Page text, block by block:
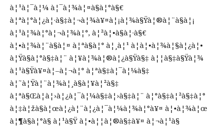
à¦¹à¦¯à¦¼ à¦¯à¦¾à¦¤à§à¦°à§€
à¦ªà¦°à¦¿à¦·à§‡à¦¬à¦¾à¥¤à¦¡à¦¾à§Ÿà¦®à¦¨à§à¦¡
à¦¹à¦¾à¦°à¦¬à¦¾à¦°, à¦²à¦•à§à¦·à§€
à¦•à¦¾à¦¨à§à¦¤ à¦ªà§à¦° à¦¸à¦¹ à¦à¦•à¦¾à¦§à¦¿à¦•
à¦Ÿà§à¦°à§‡à¦¨ à¦¥à¦¾à¦®à¦¿à§Ÿà§‡ à¦¦à§‡à§Ÿà¦¾
à¦¹à§Ÿà¥¤à¦–à¦¬à¦° à¦ªà§‡à¦¯à¦¼à§‡
à¦˜à¦Ÿà¦¨à¦¾à¦¸à§à¦¥à¦²à§‡
à¦ªà§Œà¦à¦›à¦¿à¦¯à¦¼à§‡à¦›à§‡à¦¨ à¦°à§‡à¦²à§‡à¦°
à¦‡à¦žà§à¦œà¦¿à¦¨à¦¿à¦¯à¦¼à¦¾à¦°à¥¤ à¦•à¦¾à¦œ
à¦¶à§à¦°à§ à¦¹à§Ÿ à¦•à¦¦à¦®à§‡à¥¤ à¦¬à¦¹à§